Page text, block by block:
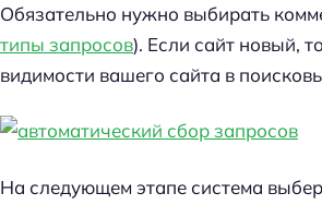
Обязательно нужно выбирать
типы запросов). Если сайт новый,
видимости вашего сайта в
На следующем этапе система